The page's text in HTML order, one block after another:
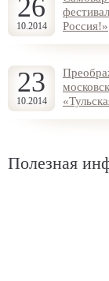
26
10.2014
Россия!»
23
10.2014
Полезная